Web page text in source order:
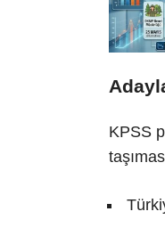
KPSS